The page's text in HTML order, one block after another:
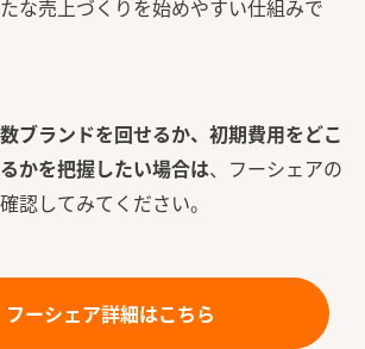
な売上づくりを始めやすい仕組みで
ブランドを回せるか、初期費用をどこ
かを把握したい場合は、フーシェアの
認してみてください。
フーシェア詳細はこちら